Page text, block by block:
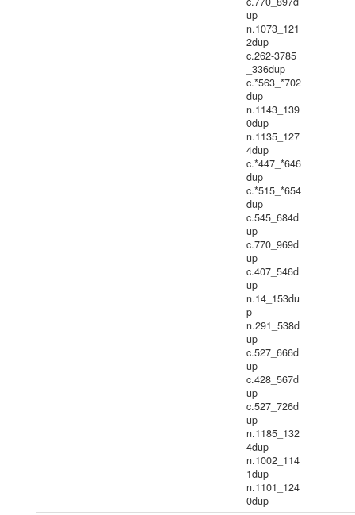
up
n.1073_121
2dup
c.262-3785
_336dup
c.*563_*702
dup
n.1143_139
0dup
n.1135_127
4dup
c.*447_*646
dup
c.*515_*654
dup
c.545_684d
up
c.770_969d
up
c.407_546d
up
n.14_153du
p
n.291_538d
up
c.527_666d
up
c.428_567d
up
c.527_726d
up
n.1185_132
4dup
n.1002_114
1dup
n.1101_124
0dup